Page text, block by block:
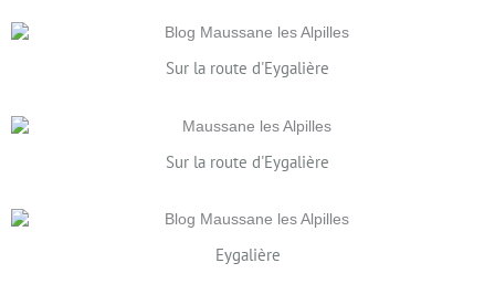
Sur la route d'Eygalière
Sur la route d'Eygalière
Eygalière